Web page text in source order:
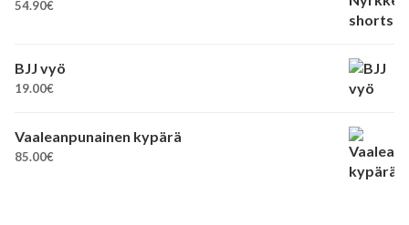
54.90€
BJJ vyö
19.00€
Vaaleanpunainen kypärä
85.00€